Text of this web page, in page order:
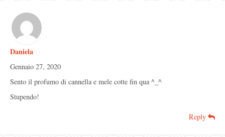
Daniela
Gennaio 27, 2020
Sento il profumo di cannella e mele cotte fin qua ^_^
Stupendo!
Reply